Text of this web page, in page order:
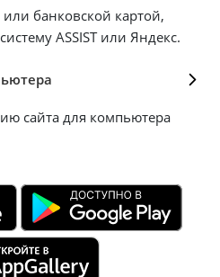
банковской картой,
ASSIST или Яндекс.
сайта для компьютера